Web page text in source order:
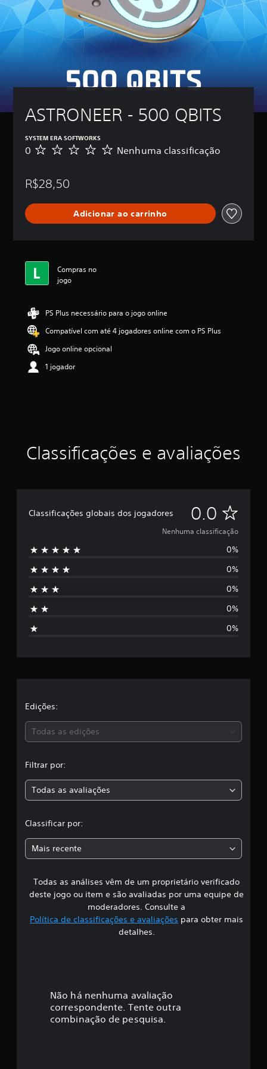
ASTRONEER - 500 QBITS
SYSTEM ERA SOFTWORKS
N
h
m
a
c
ç
ã
o
0 Nenhuma classificação
R$28,50
Adicionar ao carrinho
Compras no
jogo
PS Plus necessário para o jogo online
Compatível com até 4 jogadores online com o PS Plus
Jogo online opcional
1 jogador
Classificações e avaliações
Classificações globais dos jogadores 0.0 N
e
n
h
m
i
f
c
a
ç
Nenhuma classificação
0%
0%
0%
0%
0%
Edições:
Todas as edições
Filtrar por:
Todas as avaliações
Classificar por:
Mais recente
Todas as análises vêm de um proprietário verificado
deste jogo ou item e são avaliadas por uma equipe de
moderadores. Consulte a
Política de classificações e avaliações para obter mais
detalhes.
Não há nenhuma avaliação
correspondente. Tente outra
combinação de pesquisa.